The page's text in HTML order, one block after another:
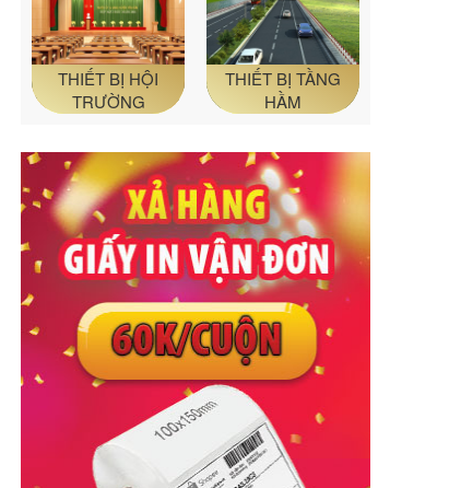
THIẾT BỊ HỘI
TRƯỜNG
THIẾT BỊ TẦNG
HẦM